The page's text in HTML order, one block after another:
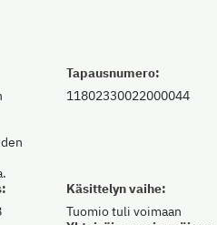
Tapausnumero:
11802330022000044
Käsittelyn vaihe:
Tuomio tuli voimaan